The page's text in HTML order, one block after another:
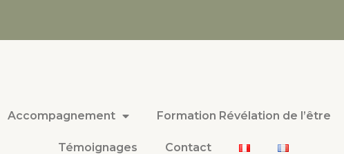
Accompagnement Formation Révélation de l’être
Témoignages Contact